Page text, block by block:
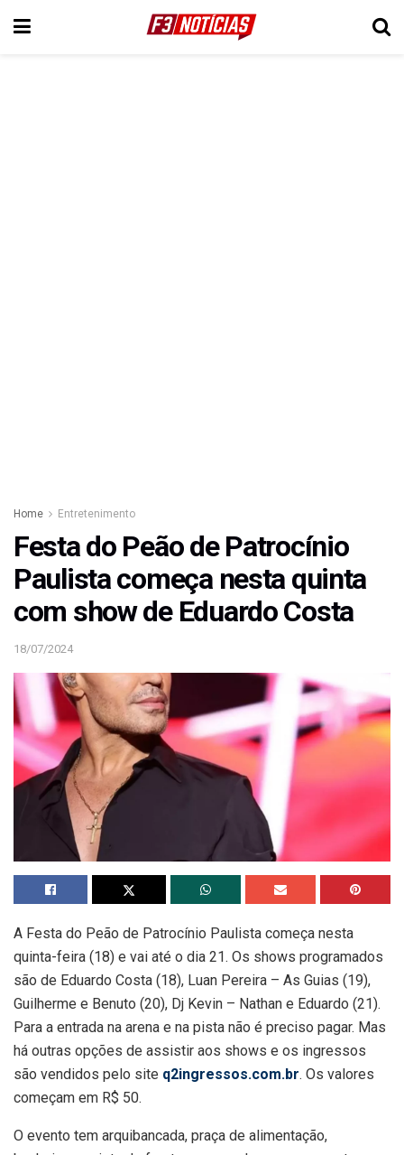
Home Entretenimento
Festa do Peão de Patrocínio
Paulista começa nesta quinta
com show de Eduardo Costa
18/07/2024
A Festa do Peão de Patrocínio Paulista começa nesta
quinta-feira (18) e vai até o dia 21. Os shows programados
são de Eduardo Costa (18), Luan Pereira – As Guias (19),
Guilherme e Benuto (20), Dj Kevin – Nathan e Eduardo (21).
Para a entrada na arena e na pista não é preciso pagar. Mas
há outras opções de assistir aos shows e os ingressos
são vendidos pelo site q2ingressos.com.br. Os valores
começam em R$ 50.
O evento tem arquibancada, praça de alimentação,